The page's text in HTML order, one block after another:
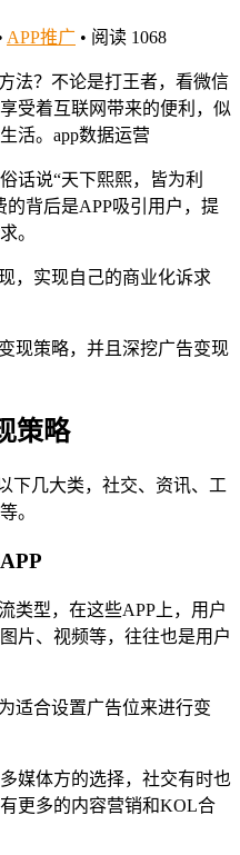
APP推广 • 阅读 1068
不论是打王者，看微信
受着互联网带来的便利，似
活。app数据运营
话说“天下熙熙，皆为利
背后是APP吸引用户，提
。
，实现自己的商业化诉求
现策略，并且深挖广告变现
策略
下几大类，社交、资讯、工
。
类型，在这些APP上，用户
片、视频等，往往也是用户
适合设置广告位来进行变
媒体方的选择，社交有时也
更多的内容营销和KOL合